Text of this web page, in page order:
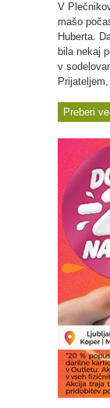
V
mašo
Huberta.
bila nekaj
v
Preberi